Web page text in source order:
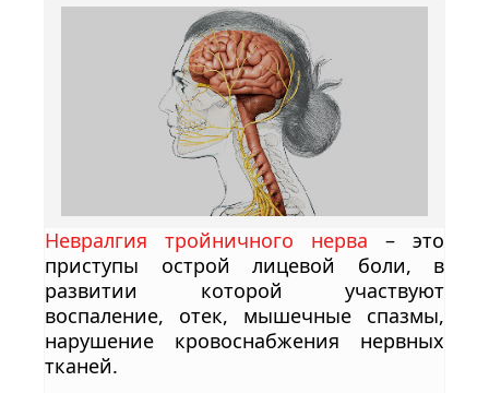
Невралгия тройничного нерва – это
приступы острой лицевой боли, в
развитии которой участвуют
воспаление, отек, мышечные спазмы,
нарушение кровоснабжения нервных
тканей.